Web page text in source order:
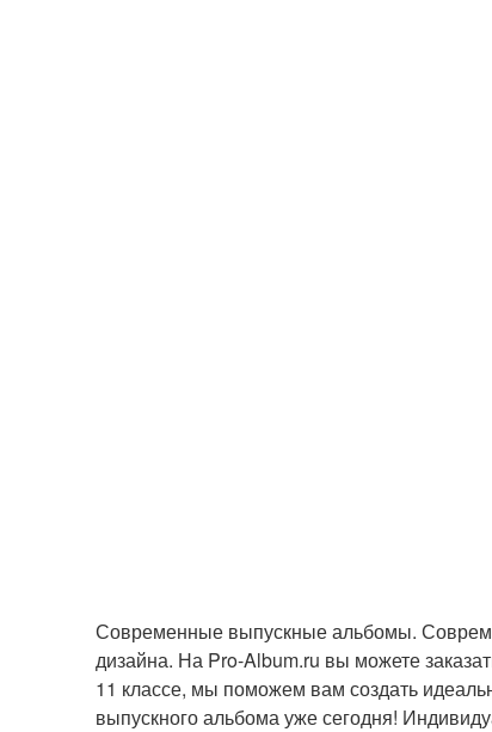
Современные выпускные альбомы.
дизайна. На Pro-Album.ru вы можете
11 классе, мы поможем вам создать
выпускного альбома уже сегодня!